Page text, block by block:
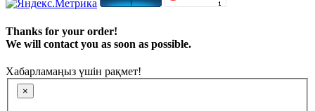
Thanks for your order!
We will contact you as soon as possible.
Хабарламаңыз үшін рақмет!
×